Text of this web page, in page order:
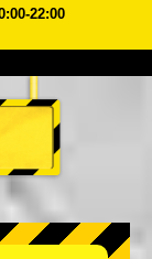
22:00
Cena